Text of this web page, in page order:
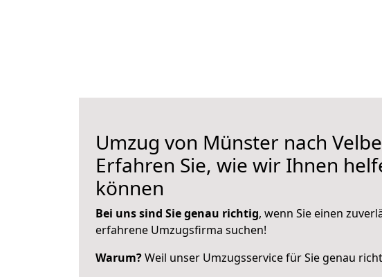
Umzug von Münster nach
Erfahren Sie, wie wir Ihnen
können
Bei uns sind Sie genau richtig, wenn Sie einen
erfahrene Umzugsfirma suchen!
Warum?Weil unser Umzugsservice für Sie genau